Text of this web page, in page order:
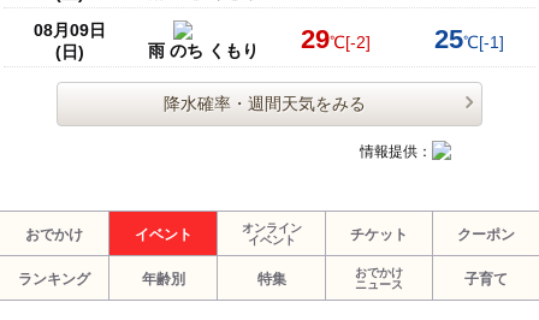
08月09日
(日)
雨 のち くもり 29℃[-2] 25℃[-1]
降水確率・週間天気をみる
情報提供：
おでかけ イベント
オンライン
イベント
チケット クーポン
ランキング 年齢別 特集
おでかけ
ニュース
子育て